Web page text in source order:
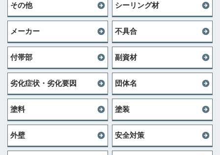
その他 シーリング材
メーカー 不具合
付帯部 副資材
劣化症状・劣化要因 団体名
塗料 塗装
外壁 安全対策